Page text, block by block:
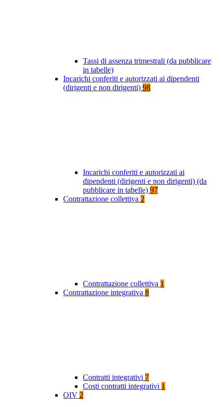
Tassi di assenza trimestrali (da pubblicare
in tabelle)
Incarichi conferiti e autorizzati ai dipendenti
(dirigenti e non dirigenti) 98
Incarichi conferiti e autorizzati ai
dipendenti (dirigenti e non dirigenti) (da
pubblicare in tabelle) 97
Contrattazione collettiva 2
Contrattazione collettiva 1
Contrattazione integrativa 8
Contratti integrativi 7
Costi contratti integrativi 1
OIV 2